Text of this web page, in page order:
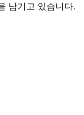
남기고 있습니다.